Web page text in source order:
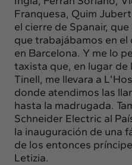
Franquesa, Quim
el cierre de Spanair,
que trabajábamos en
en Barcelona. Y me lo
taxista que, en lugar de
Tinell, me llevara a
donde atendimos las
hasta la madrugada.
Schneider Electric al
la inauguración de una
de los entonces
Letizia.